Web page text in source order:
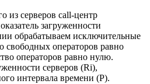
из серверов call-центр
загруженности
обрабатываем исключительные
свободных операторов равно
операторов равно нулю.
серверов (Ri),
интервала времени (P).